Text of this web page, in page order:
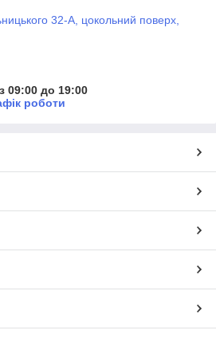
32-А, цокольний поверх,
09:00 до 19:00
роботи